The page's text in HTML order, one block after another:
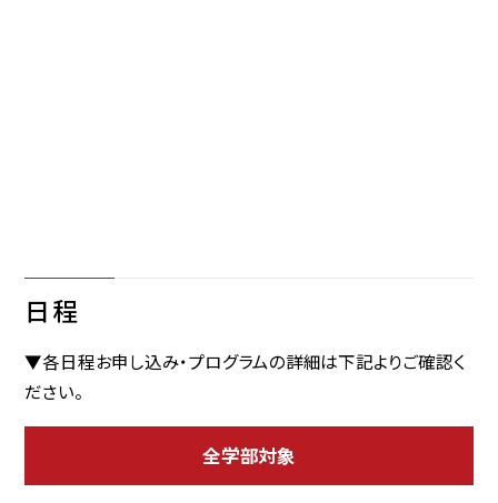
日程
▼各日程お申し込み・プログラムの詳細は下記よりご確認く
ださい。
全学部対象